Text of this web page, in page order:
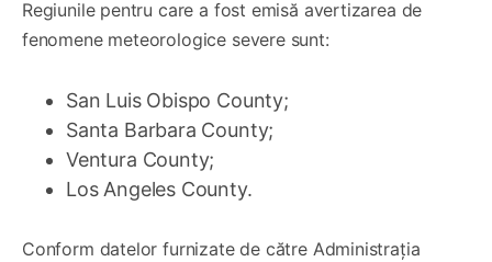
Regiunile pentru care a fost emisă avertizarea de
fenomene meteorologice severe sunt:
San Luis Obispo County;
Santa Barbara County;
Ventura County;
Los Angeles County.
Conform datelor furnizate de către Administrația